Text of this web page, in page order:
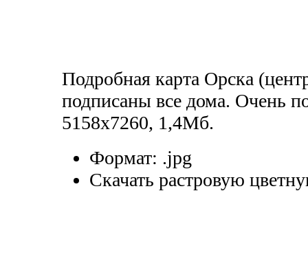
Подробная карта Орска
подписаны все дома. Очень
5158x7260, 1,4Мб.
Формат: .jpg
Скачать растровую